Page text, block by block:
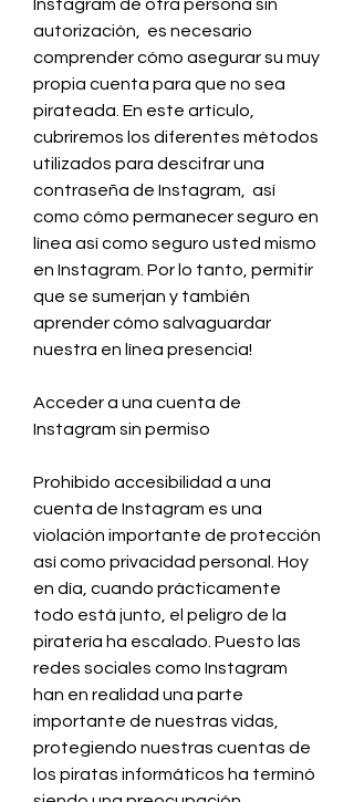
Instagram de otra persona sin
autorización,  es necesario
comprender cómo asegurar su muy
propia cuenta para que no sea
pirateada. En este artículo,
cubriremos los diferentes métodos
utilizados para descifrar una
contraseña de Instagram,  así
como cómo permanecer seguro en
línea así como seguro usted mismo
en Instagram. Por lo tanto, permitir
que se sumerjan y también
aprender cómo salvaguardar
nuestra en línea presencia!
Acceder a una cuenta de
Instagram sin permiso
Prohibido accesibilidad a una
cuenta de Instagram es una
violación importante de protección
así como privacidad personal. Hoy
en día, cuando prácticamente
todo está junto, el peligro de la
piratería ha escalado. Puesto las
redes sociales como Instagram
han en realidad una parte
importante de nuestras vidas,
protegiendo nuestras cuentas de
los piratas informáticos ha terminó